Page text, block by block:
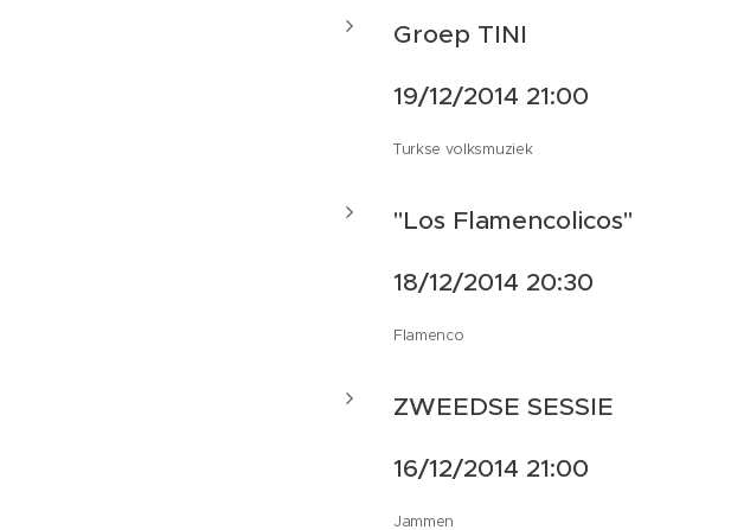
Groep TINI
19/12/2014 21:00
Turkse volksmuziek
"Los Flamencolicos"
18/12/2014 20:30
Flamenco
ZWEEDSE SESSIE
16/12/2014 21:00
Jammen